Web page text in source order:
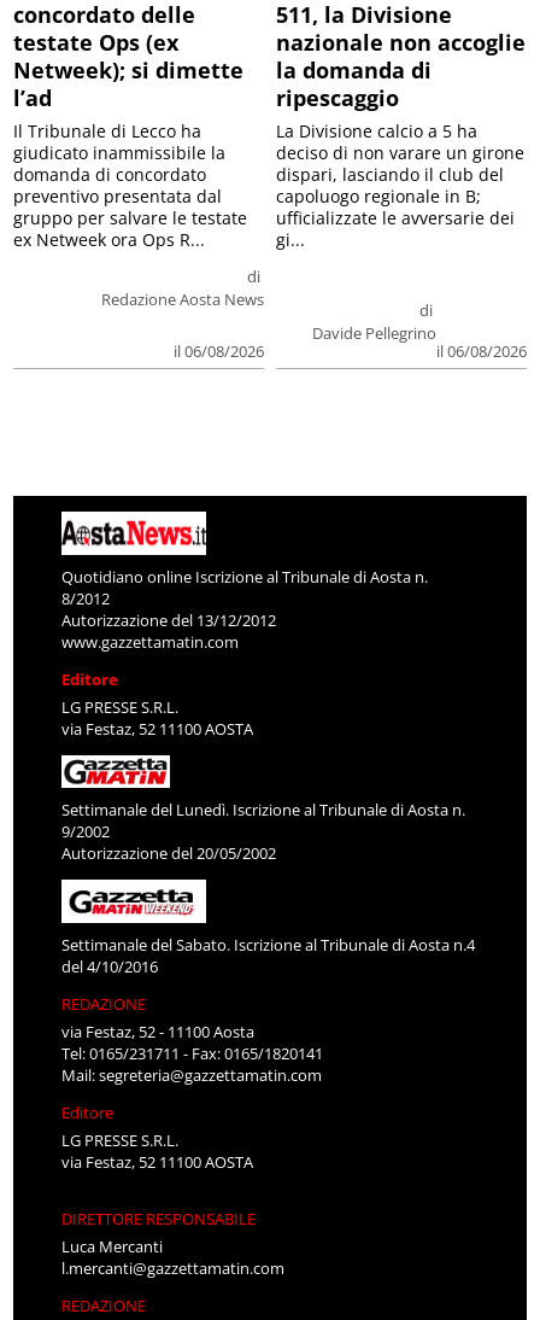
concordato delle
testate Ops (ex
Netweek); si dimette
l’ad
di
Redazione Aosta News
il 06/08/2026
Il Tribunale di Lecco ha
giudicato inammissibile la
domanda di concordato
preventivo presentata dal
gruppo per salvare le testate
ex Netweek ora Ops R...
511, la Divisione
nazionale non accoglie
la domanda di
ripescaggio
di
Davide Pellegrino
il 06/08/2026
La Divisione calcio a 5 ha
deciso di non varare un girone
dispari, lasciando il club del
capoluogo regionale in B;
ufficializzate le avversarie dei
gi...
Quotidiano online Iscrizione al Tribunale di Aosta n.
8/2012
Autorizzazione del 13/12/2012
www.gazzettamatin.com
Editore
LG PRESSE S.R.L.
via Festaz, 52 11100 AOSTA
Settimanale del Lunedì. Iscrizione al Tribunale di Aosta n.
9/2002
Autorizzazione del 20/05/2002
Settimanale del Sabato. Iscrizione al Tribunale di Aosta n.4
del 4/10/2016
REDAZIONE
via Festaz, 52 - 11100 Aosta
Tel: 0165/231711 - Fax: 0165/1820141
Mail:segreteria@gazzettamatin.com
Editore
LG PRESSE S.R.L.
via Festaz, 52 11100 AOSTA
DIRETTORE RESPONSABILE
Luca Mercanti
l.mercanti@gazzettamatin.com
REDAZIONE